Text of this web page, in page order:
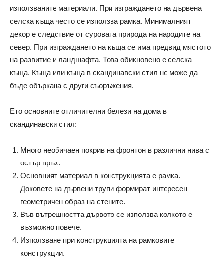
използваните материали. При изграждането на дървена
селска къща често се използва рамка. Минималният
декор е следствие от суровата природа на народите на
север. При изграждането на къща се има предвид мястото
на развитие и ландшафта. Това обикновено е селска
къща. Къща или къща в скандинавски стил не може да
бъде объркана с други съоръжения.
Ето основните отличителни белези на дома в
скандинавски стил:
Много необичаен покрив на фронтон в различни нива с
остър връх.
Основният материал в конструкцията е рамка.
Доковете на дървени трупи формират интересен
геометричен образ на стените.
Във вътрешността дървото се използва колкото е
възможно повече.
Използване при конструкцията на рамковите
конструкции.